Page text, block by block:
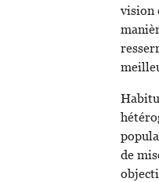
vision
de